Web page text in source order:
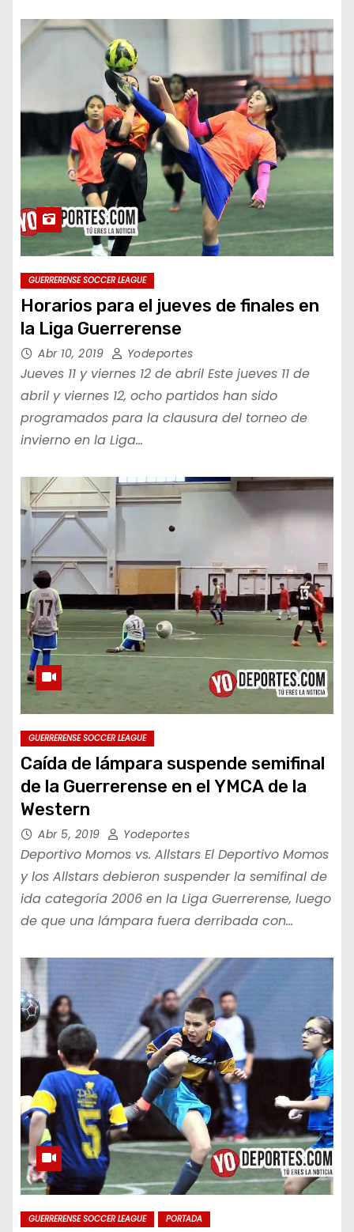
GUERRERENSE SOCCER LEAGUE
Horarios para el jueves de finales en
la Liga Guerrerense
Abr 10, 2019 Yodeportes
Jueves 11 y viernes 12 de abril Este jueves 11 de
abril y viernes 12, ocho partidos han sido
programados para la clausura del torneo de
invierno en la Liga…
GUERRERENSE SOCCER LEAGUE
Caída de lámpara suspende semifinal
de la Guerrerense en el YMCA de la
Western
Abr 5, 2019 Yodeportes
Deportivo Momos vs. Allstars El Deportivo Momos
y los Allstars debieron suspender la semifinal de
ida categoría 2006 en la Liga Guerrerense, luego
de que una lámpara fuera derribada con…
GUERRERENSE SOCCER LEAGUE PORTADA